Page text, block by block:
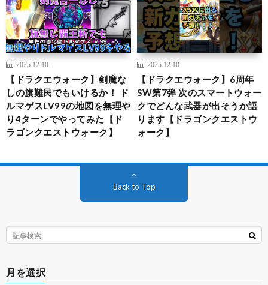
2025.12.10
【ドラクエウォーク】剣魔な
しの旗難民でもいけるか！ ド
ルマゲスLV99の地図を無理や
り4ターンでやってみた【ド
ラゴンクエストウォーク】
2025.12.10
【ドラクエウォーク】6周年
SW第7弾 次のスマートウォー
クでどんな武器が出そうか語
ります【ドラゴンクエストウ
ォーク】
Back to Top
月を選択